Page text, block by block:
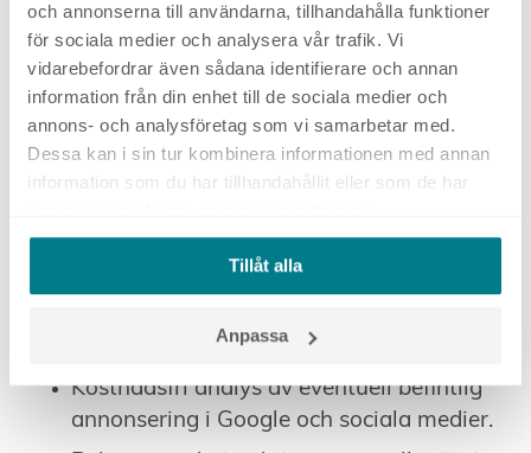
och annonserna till användarna, tillhandahålla funktioner
för sociala medier och analysera vår trafik. Vi
vidarebefordrar även sådana identifierare och annan
information från din enhet till de sociala medier och
annons- och analysföretag som vi samarbetar med.
Dessa kan i sin tur kombinera informationen med annan
information som du har tillhandahållit eller som de har
Tillåt alla
Anpassa
Boka ett kostnadsfritt samtal
Om du är intresserad av att veta mer och vill att vi
bokar in ett möte för att lära känna varandra bättre
så fyll i formuläret till höger.
Det här får du när du gör en förfrågan:
digitala närvaro kan utvecklas.
Kostnadsfri analys av eventuell befintlig
annonsering i Google och sociala medier.